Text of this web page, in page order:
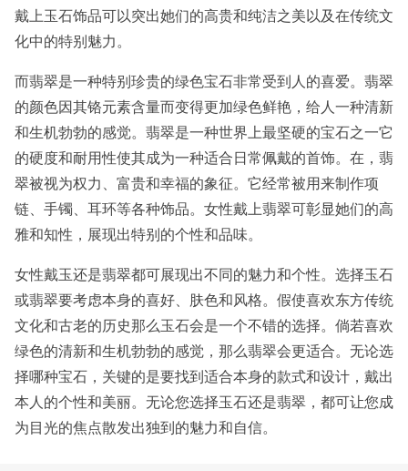
戴上玉石饰品可以突出她们的高贵和纯洁之美以及在传统文
化中的特别魅力。
而翡翠是一种特别珍贵的绿色宝石非常受到人的喜爱。翡翠
的颜色因其铬元素含量而变得更加绿色鲜艳，给人一种清新
和生机勃勃的感觉。翡翠是一种世界上最坚硬的宝石之一它
的硬度和耐用性使其成为一种适合日常佩戴的首饰。在，翡
翠被视为权力、富贵和幸福的象征。它经常被用来制作项
链、手镯、耳环等各种饰品。女性戴上翡翠可彰显她们的高
雅和知性，展现出特别的个性和品味。
女性戴玉还是翡翠都可展现出不同的魅力和个性。选择玉石
或翡翠要考虑本身的喜好、肤色和风格。假使喜欢东方传统
文化和古老的历史那么玉石会是一个不错的选择。倘若喜欢
绿色的清新和生机勃勃的感觉，那么翡翠会更适合。无论选
择哪种宝石，关键的是要找到适合本身的款式和设计，戴出
本人的个性和美丽。无论您选择玉石还是翡翠，都可让您成
为目光的焦点散发出独到的魅力和自信。